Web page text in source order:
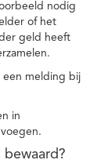
nodig
of het
geld heeft
een melding bij
in